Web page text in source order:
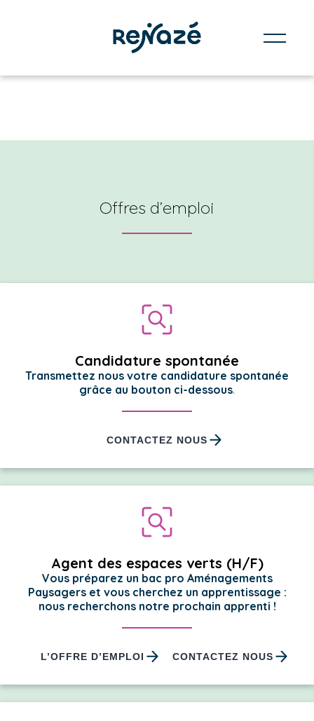
Offres d’emploi
Candidature spontanée
Transmettez nous votre candidature spontanée
grâce au bouton ci-dessous.
CONTACTEZ NOUS
Agent des espaces verts (H/F)
Vous préparez un bac pro Aménagements
Paysagers et vous cherchez un apprentissage :
nous recherchons notre prochain apprenti !
L’OFFRE D’EMPLOI CONTACTEZ NOUS